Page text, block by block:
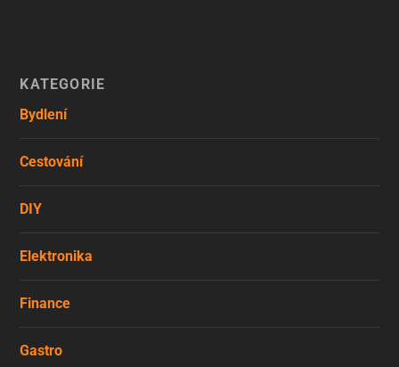
KATEGORIE
Bydlení
Cestování
DIY
Elektronika
Finance
Gastro